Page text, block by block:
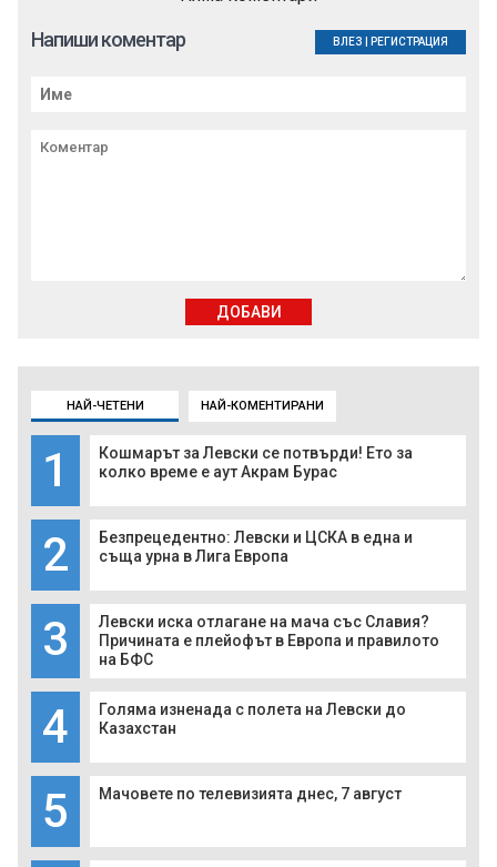
НАЙ-ЧЕТЕНИ НАЙ-КОМЕНТИРАНИ
1
Кошмарът за Левски се потвърди! Ето за
колко време е аут Акрам Бурас
2
Безпрецедентно: Левски и ЦСКА в една и
съща урна в Лига Европа
3
Левски иска отлагане на мача със Славия?
Причината е плейофът в Европа и правилото
на БФС
4
Голяма изненада с полета на Левски до
Казахстан
5 Мачовете по телевизията днес, 7 август
Напиши коментар ВЛЕЗ РЕГИСТРАЦИЯ
ДОБАВИ